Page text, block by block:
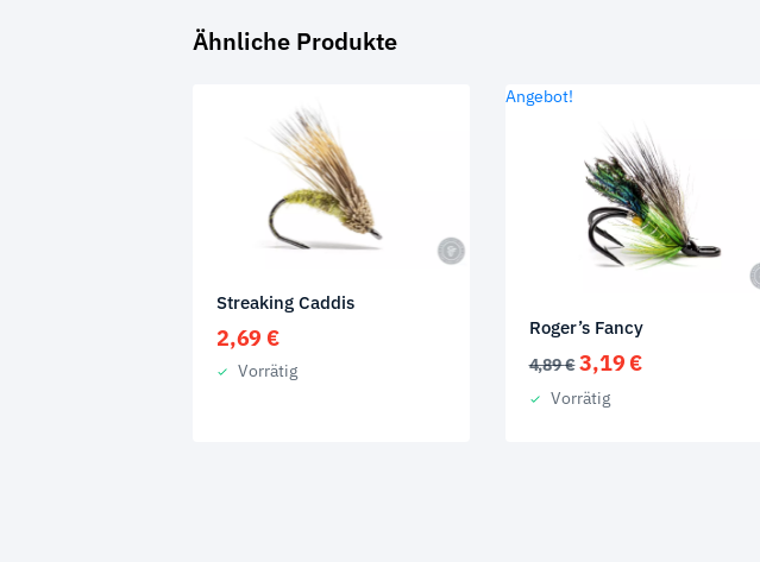
Ähnliche Produkte
Streaking Caddis
2,69 €
Vorrätig
Angebot!
Roger’s Fancy
4,89€Ursprünglicher
Preis
war:
3,19 €Aktueller
Vorrätig